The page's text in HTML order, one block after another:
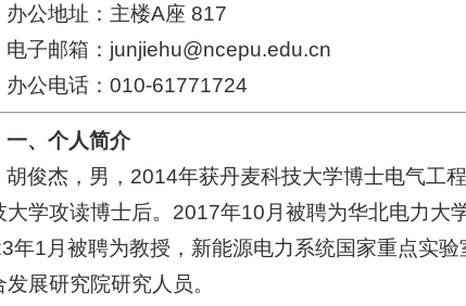
办公地址：主楼A座 817
电子邮箱：junjiehu@ncepu.edu.cn
办公电话：010-61771724
一、个人简介
胡俊杰，男，2014年获丹麦科技大学博士电气工
大学攻读博士后。2017年10月被聘为华北电力大
年1月被聘为教授，新能源电力系统国家重点实
发展研究院研究人员。